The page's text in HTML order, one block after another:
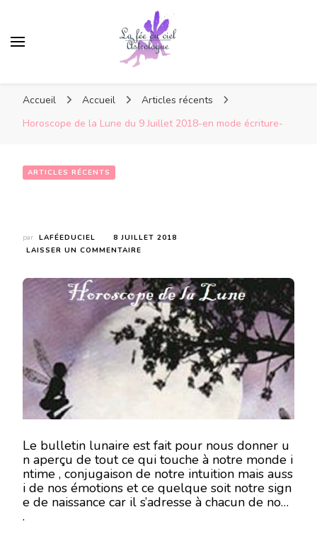
Accueil Accueil
Articles récents
Horoscope de la Lune du 9 Juillet 2018-en mode écriture-
ARTICLES RÉCENTS
par LAFÉEDUCIEL
8 JUILLET 2018
LAISSER UN COMMENTAIRE
LA
LUNE
DU
9
JUILLET
2018-
EN
MODE
ÉCRITURE-
Le bulletin lunaire est fait pour nous donner u
n aperçu de tout ce qui touche à notre monde i
ntime , conjugaison de notre intuition mais auss
i de nos émotions et ce quelque soit notre sign
e de naissance car il s’adresse à chacun de nous
.